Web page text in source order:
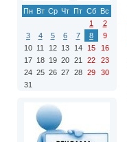
Пн Вт Ср Чт Пт Сб Вс
1
2
3
4 5 6 7 8
9
10 11 12 13 14 15
16
17 18 19 20 21 22
23
24 25 26 27 28 29
30
31